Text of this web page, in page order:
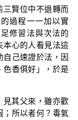
三賢位中不退轉而
過程一一加以實
修習法與次法的
本心的人看見法這
己速證於法，因
色香俱好」，於是
見其父來，雖亦歡
；所以者何？毒氣